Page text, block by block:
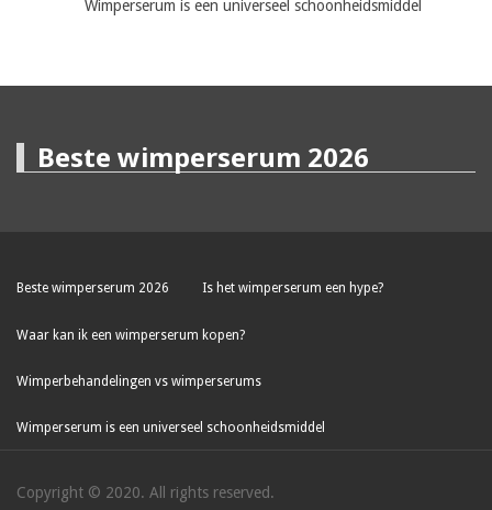
Wimperserum is een universeel schoonheidsmiddel
Beste wimperserum 2026
Beste wimperserum 2026 Is het wimperserum een hype?
Waar kan ik een wimperserum kopen?
Wimperbehandelingen vs wimperserums
Wimperserum is een universeel schoonheidsmiddel
Copyright © 2020. All rights reserved.